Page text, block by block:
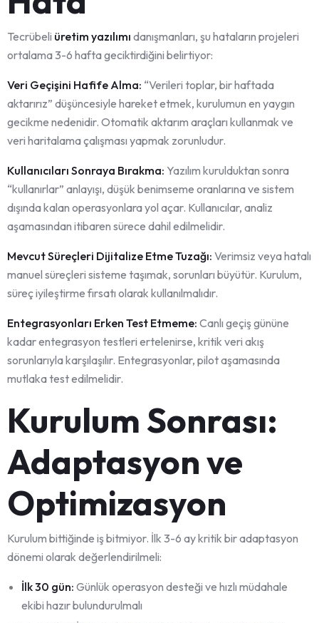
Tecrübeli üretim yazılımı danışmanları, şu hataların projeleri
ortalama 3-6 hafta geciktirdiğini belirtiyor:
Veri Geçişini Hafife Alma: “Verileri toplar, bir haftada
aktarırız” düşüncesiyle hareket etmek, kurulumun en yaygın
gecikme nedenidir. Otomatik aktarım araçları kullanmak ve
veri haritalama çalışması yapmak zorunludur.
Kullanıcıları Sonraya Bırakma: Yazılım kurulduktan sonra
“kullanırlar” anlayışı, düşük benimseme oranlarına ve sistem
dışında kalan operasyonlara yol açar. Kullanıcılar, analiz
aşamasından itibaren sürece dahil edilmelidir.
Mevcut Süreçleri Dijitalize Etme Tuzağı: Verimsiz veya hatalı
manuel süreçleri sisteme taşımak, sorunları büyütür. Kurulum,
süreç iyileştirme fırsatı olarak kullanılmalıdır.
Entegrasyonları Erken Test Etmeme: Canlı geçiş gününe
kadar entegrasyon testleri ertelenirse, kritik veri akış
sorunlarıyla karşılaşılır. Entegrasyonlar, pilot aşamasında
mutlaka test edilmelidir.
Kurulum Sonrası:
Adaptasyon ve
Optimizasyon
Kurulum bittiğinde iş bitmiyor. İlk 3-6 ay kritik bir adaptasyon
dönemi olarak değerlendirilmeli:
İlk 30 gün: Günlük operasyon desteği ve hızlı müdahale
ekibi hazır bulundurulmalı